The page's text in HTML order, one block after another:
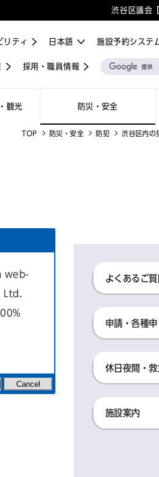
渋谷区議会
観光 防災・安全
施設予約システ
採用・職員情報
リティ
TOP 防災・安全 防犯 渋谷区内の
よくあるご質
申請・各種
休日夜間・
施設案内
web-
Cancel